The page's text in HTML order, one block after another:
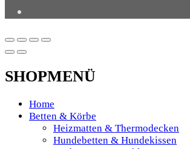
SHOPMENÜ
Home
Betten & Körbe
Heizmatten & Thermodecken
Hundebetten & Hundekissen